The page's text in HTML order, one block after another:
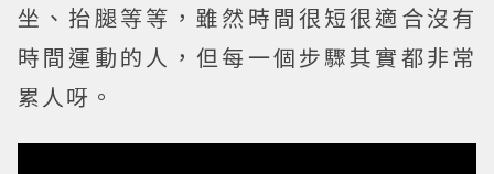
坐、抬腿等等，雖然時間很短很適合沒有
時間運動的人，但每一個步驟其實都非常
累人呀。